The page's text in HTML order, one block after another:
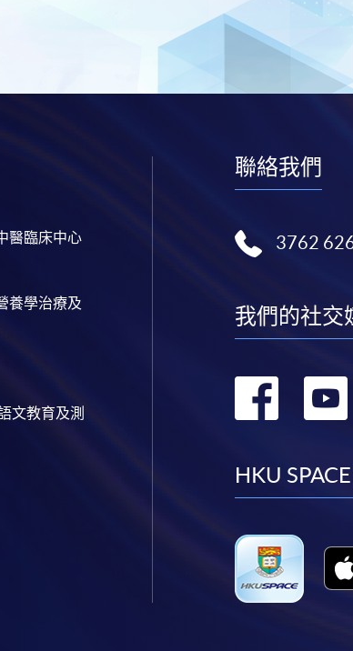
醫臨床中心
養學治療及
文教育及測
聯絡我們
3762
我們的社交
轉
HKU